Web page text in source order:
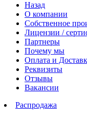
Назад
О компании
Собственное
Лицензии /
Партнеры
Почему мы
Оплата и
Реквизиты
Отзывы
Вакансии
Распродажа